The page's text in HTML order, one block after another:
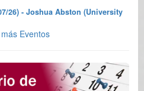
26) - Joshua Abston (University
Eventos